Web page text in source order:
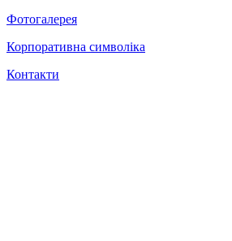
Фотогалерея
Корпоративна символіка
Контакти